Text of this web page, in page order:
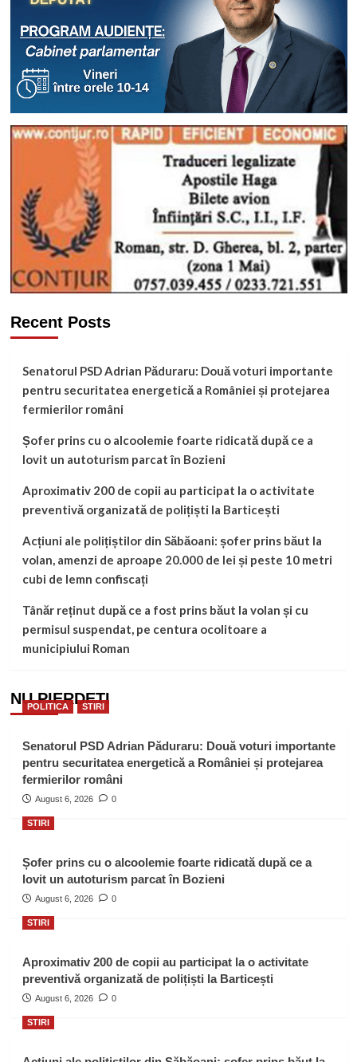
Recent Posts
Senatorul PSD Adrian Păduraru: Două voturi importante
pentru securitatea energetică a României și protejarea
fermierilor români
Șofer prins cu o alcoolemie foarte ridicată după ce a
lovit un autoturism parcat în Bozieni
Aproximativ 200 de copii au participat la o activitate
preventivă organizată de polițiști la Barticești
Acțiuni ale polițiștilor din Săbăoani: șofer prins băut la
volan, amenzi de aproape 20.000 de lei și peste 10 metri
cubi de lemn confiscați
Tânăr reținut după ce a fost prins băut la volan și cu
permisul suspendat, pe centura ocolitoare a
municipiului Roman
NU PIERDEȚI
POLITICA STIRI
Senatorul PSD Adrian Păduraru: Două voturi importante
pentru securitatea energetică a României și protejarea
fermierilor români
August 6, 2026 0
STIRI
Șofer prins cu o alcoolemie foarte ridicată după ce a
lovit un autoturism parcat în Bozieni
August 6, 2026 0
STIRI
Aproximativ 200 de copii au participat la o activitate
preventivă organizată de polițiști la Barticești
August 6, 2026 0
STIRI